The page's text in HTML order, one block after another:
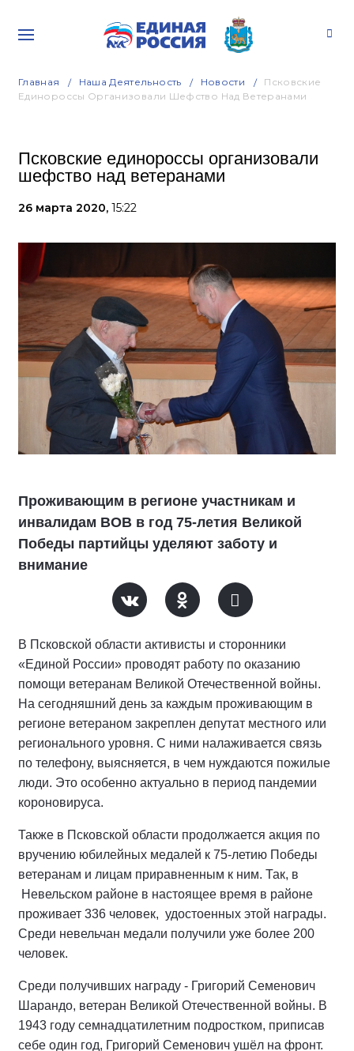
Главная Наша Деятельность Новости
Псковские
Единороссы Организовали Шефство Над Ветеранами
Псковские единороссы организовали
шефство над ветеранами
26 марта 2020, 15:22
Проживающим в регионе участникам и
инвалидам ВОВ в год 75-летия Великой
Победы партийцы уделяют заботу и
внимание
В Псковской области активисты и сторонники
«Единой России» проводят работу по оказанию
помощи ветеранам Великой Отечественной войны.
На сегодняшний день за каждым проживающим в
регионе ветераном закреплен депутат местного или
регионального уровня. С ними налаживается связь
по телефону, выясняется, в чем нуждаются пожилые
люди. Это особенно актуально в период пандемии
короновируса.
Также в Псковской области продолжается акция по
вручению юбилейных медалей к 75-летию Победы
ветеранам и лицам приравненным к ним. Так, в
Невельском районе в настоящее время в районе
проживает 336 человек, удостоенных этой награды.
Среди невельчан медали получили уже более 200
человек.
Среди получивших награду - Григорий Семенович
Шарандо, ветеран Великой Отечественной войны. В
1943 году семнадцатилетним подростком, приписав
себе один год, Григорий Семенович ушёл на фронт.